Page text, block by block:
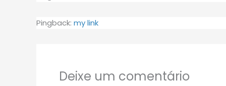
Pingback: my link
Deixe um comentário